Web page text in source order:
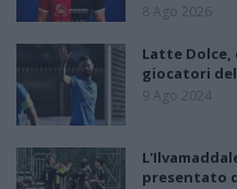
8 Ago 2026
Latte Dolce,
giocatori
9 Ago 2024
presentato